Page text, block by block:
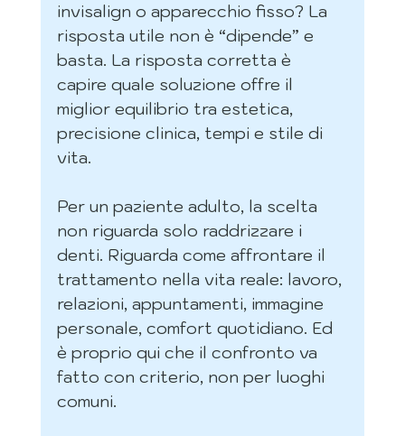
invisalign o apparecchio fisso? La
risposta utile non è “dipende” e
basta. La risposta corretta è
capire quale soluzione offre il
miglior equilibrio tra estetica,
precisione clinica, tempi e stile di
vita.
Per un paziente adulto, la scelta
non riguarda solo raddrizzare i
denti. Riguarda come affrontare il
trattamento nella vita reale: lavoro,
relazioni, appuntamenti, immagine
personale, comfort quotidiano. Ed
è proprio qui che il confronto va
fatto con criterio, non per luoghi
comuni.